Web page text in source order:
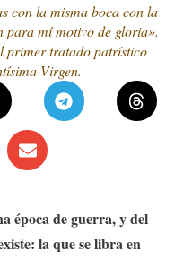
con la misma boca con la
para mí motivo de gloria».
primer tratado patrístico
Virgen.
época de guerra, y del
la que se libra en